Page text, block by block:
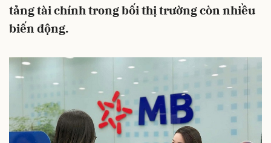
tảng tài chính trong bối thị trường còn nhiều
biến động.